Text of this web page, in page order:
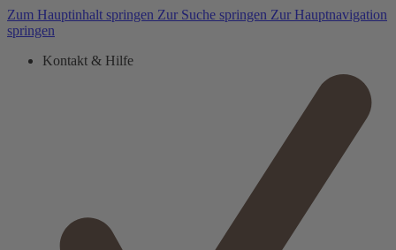
Zum Hauptinhalt springen Zur Suche springen Zur Hauptnavigation
springen
Kontakt & Hilfe